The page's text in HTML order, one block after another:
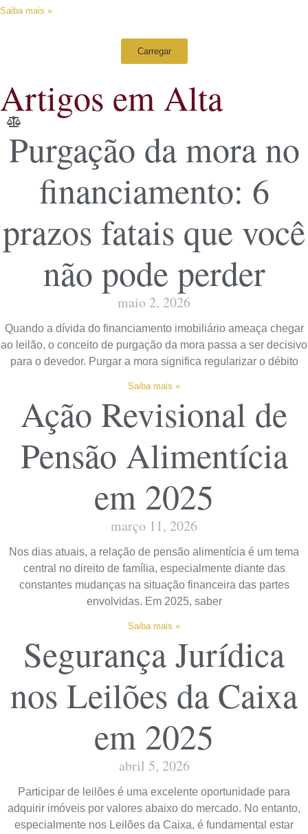
Saiba mais »
Carregar
Artigos em Alta
Purgação da mora no
financiamento: 6
prazos fatais que você
não pode perder
maio 2, 2026
Quando a dívida do financiamento imobiliário ameaça chegar
ao leilão, o conceito de purgação da mora passa a ser decisivo
para o devedor. Purgar a mora significa regularizar o débito
Saiba mais »
Ação Revisional de
Pensão Alimentícia
em 2025
março 11, 2026
Nos dias atuais, a relação de pensão alimentícia é um tema
central no direito de família, especialmente diante das
constantes mudanças na situação financeira das partes
envolvidas. Em 2025, saber
Saiba mais »
Segurança Jurídica
nos Leilões da Caixa
em 2025
abril 5, 2026
Participar de leilões é uma excelente oportunidade para
adquirir imóveis por valores abaixo do mercado. No entanto,
especialmente nos Leilões da Caixa, é fundamental estar